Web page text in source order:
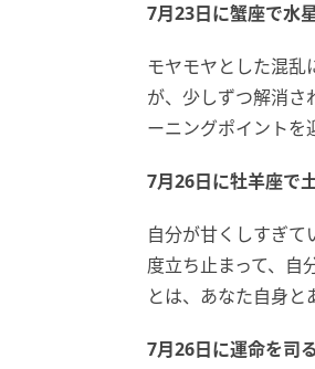
7月23日に蟹座で水
モヤモヤとした混乱
が、少しずつ解消さ
ーニングポイントを
7月26日に牡羊座で
自分が甘くしすぎ
度立ち止まって、
とは、あなた自身と
7月26日に運命を司